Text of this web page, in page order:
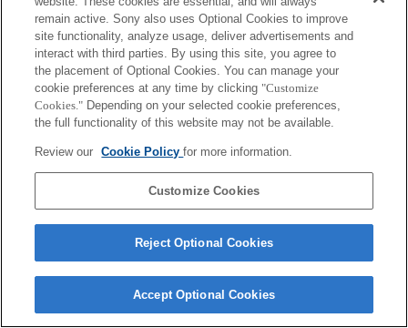
Copyright 2026 Sony Corporation
remain active. Sony also uses Optional Cookies to improve
site functionality, analyze usage, deliver advertisements and
interact with third parties. By using this site, you agree to
the placement of Optional Cookies. You can manage your
cookie preferences at any time by clicking "Customize
Cookies." Depending on your selected cookie preferences,
the full functionality of this website may not be available.
Review our Cookie Policyfor more information.
Customize Cookies
Reject Optional Cookies
Accept Optional Cookies